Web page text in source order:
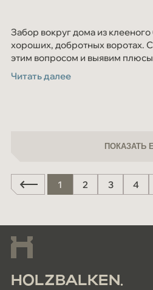
Забор вокруг дома из
хороших, добротных воротах.
этим вопросом и выявим
ворот.
Читать далее
ПОКАЗАТЬ
1 2 3 4
HOLZBALKEN.